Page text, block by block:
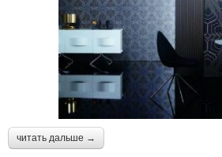
читать дальше →